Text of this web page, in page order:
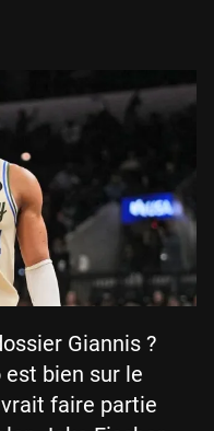
Giannis ?
bien sur le
faire partie